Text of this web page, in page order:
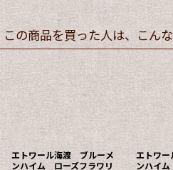
この商品を買った人は、こん
エトワール海渡 ブルーメ
ンハイム ローズフラワリ
エトワ
ンハイ